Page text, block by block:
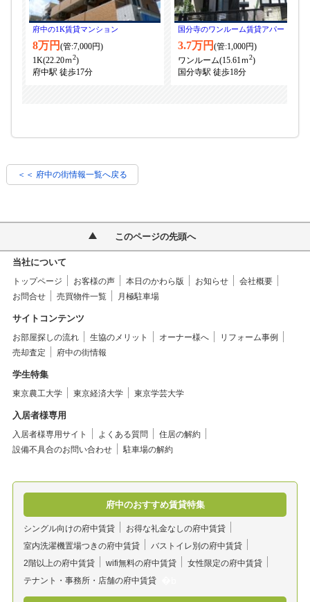
＜＜ 府中の街情報一覧へ戻る
このページの先頭へ
当社について
トップページ お客様の声 本日のかわら版 お知らせ
会社概要
お問合せ
売買物件一覧 月極駐車場
サイトコンテンツ
お部屋探しの流れ 生協のメリット オーナー様へ
リフォーム事例
売却査定
府中の街情報
学生特集
東京農工大学 東京経済大学 東京学芸大学
入居者様専用
入居者様専用サイト よくある質問
住居の解約
設備不具合のお問い合わせ
駐車場の解約
府中のおすすめ賃貸特集
シングル向けの府中賃貸
お得な礼金なしの府中賃貸
室内洗濯機置場つきの府中賃貸
バストイレ別の府中賃貸
2階以上の府中賃貸
wifi無料の府中賃貸
女性限定の府中賃貸
テナント・事務所・店舗の府中賃貸